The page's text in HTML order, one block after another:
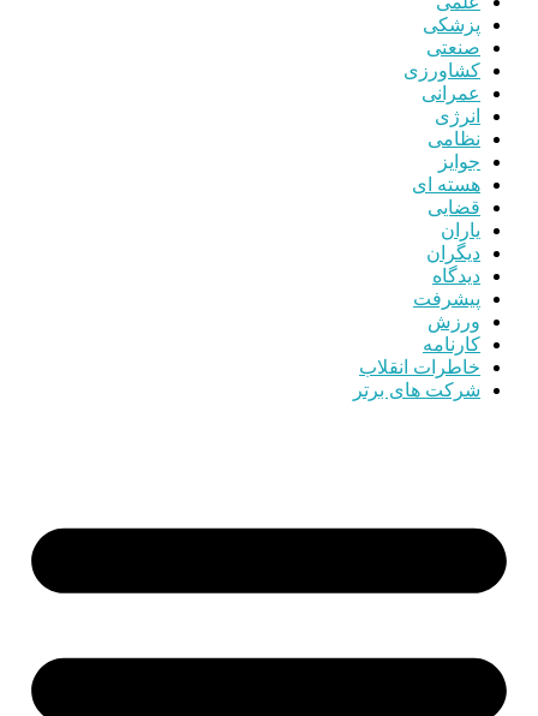
پزشکی
صنعتی
کشاورزی
عمرانی
انرژی
نظامی
جوایز
هسته ای
قضایی
یاران
دیگران
دیدگاه
پیشرفت
ورزش
کارنامه
خاطرات انقلاب
شرکت های برتر